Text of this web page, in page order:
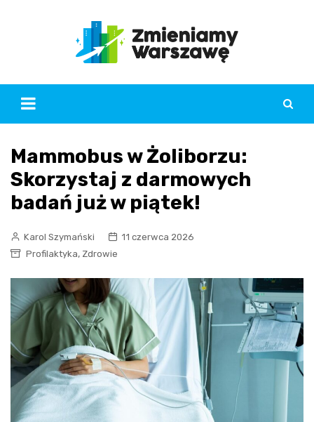
Mammobus w Żoliborzu:
Skorzystaj z darmowych
badań już w piątek!
Karol Szymański
11 czerwca 2026
Profilaktyka, Zdrowie